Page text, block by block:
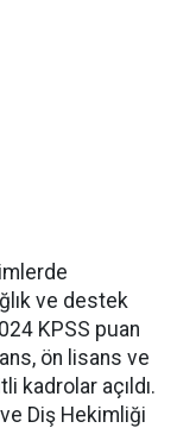
ve destek
KPSS puan
ön lisans ve
kadrolar açıldı.
Diş Hekimliği